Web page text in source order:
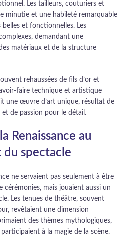
Les tailleurs, couturiers et
minutie et une habileté remarquable
belles et fonctionnelles. Les
demandant une
matériaux et de la structure
rehaussées de fils d’or et
faire technique et artistique
une œuvre d’art unique, résultat de
et de passion pour le détail.
Renaissance au
du spectacle
ne servaient pas seulement à être
mais jouaient aussi un
Les tenues de théâtre, souvent
revêtaient une dimension
des thèmes mythologiques,
à la magie de la scène.